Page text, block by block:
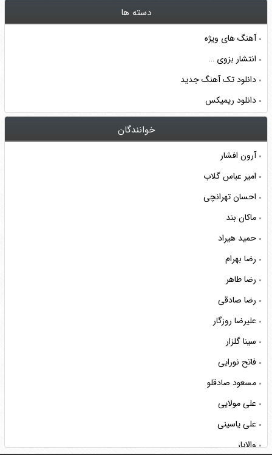
دسته ها
آهنگ های ویژه
انتشار بزوی …
دانلود تک آهنگ جدید
دانلود ریمیکس
خوانندگان
آرون افشار
امیر عباس گلاب
احسان تهرانچی
ماکان بند
حمید هیراد
رضا بهرام
رضا طاهر
رضا صادقی
علیرضا روزگار
سینا گلزار
فاتح نورایی
مسعود صادقلو
علی مولایی
علی یاسینی
والایار